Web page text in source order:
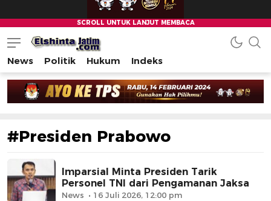
News Politik Hukum Indeks
#Presiden Prabowo
Imparsial Minta Presiden Tarik
Personel TNI dari Pengamanan Jaksa
News 16 Juli 2026, 12:00 pm